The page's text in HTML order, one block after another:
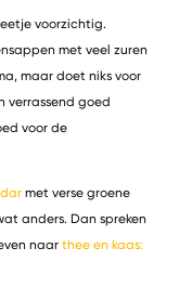
voorzichtig.
met veel zuren
maar doet niks voor
verrassend goed
voor de
met verse groene
anders. Dan spreken
naarthee en kaas: